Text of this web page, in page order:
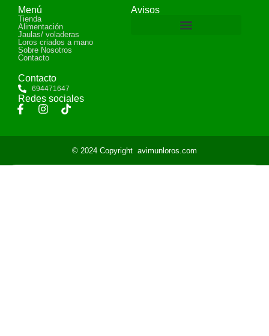
Menú
Tienda
Alimentación
Jaulas/ voladeras
Loros criados a mano
Sobre Nosotros
Contacto
Avisos
Contacto
694471647
Redes sociales
© 2024 Copyright avimunloros.com